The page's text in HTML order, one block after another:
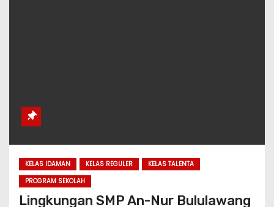
KELAS IDAMAN KELAS REGULER
KELAS TALENTA
PROGRAM SEKOLAH
Lingkungan SMP An-Nur Bululawang